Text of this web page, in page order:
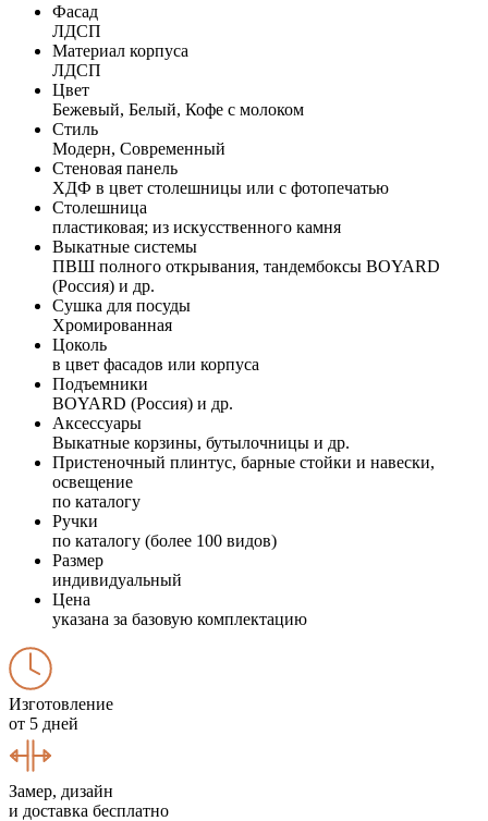
Фасад
ЛДСП
Материал корпуса
ЛДСП
Цвет
Бежевый, Белый, Кофе с молоком
Стиль
Модерн, Современный
Стеновая панель
ХДФ в цвет столешницы или с фотопечатью
Столешница
пластиковая; из искусственного камня
Выкатные системы
ПВШ полного открывания, тандембоксы BOYARD
(Россия) и др.
Сушка для посуды
Хромированная
Цоколь
в цвет фасадов или корпуса
Подъемники
BOYARD (Россия) и др.
Аксессуары
Выкатные корзины, бутылочницы и др.
Пристеночный плинтус, барные стойки и навески,
освещение
по каталогу
Ручки
по каталогу (более 100 видов)
Размер
индивидуальный
Цена
указана за базовую комплектацию
Изготовление
от 5 дней
Замер, дизайн
и доставка бесплатно